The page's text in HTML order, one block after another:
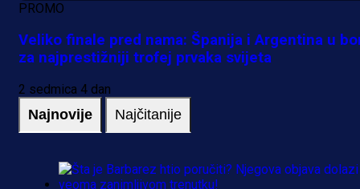
PROMO
Veliko finale pred nama: Španija i Argentina u
za najprestižniji trofej prvaka svijeta
2 sedmica 4 dan
Najnovije Najčitanije